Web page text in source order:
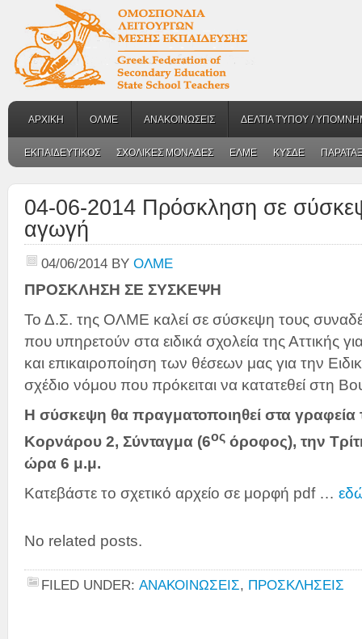
ΑΡΧΙΚΗ ΟΛΜΕ ΑΝΑΚΟΙΝΩΣΕΙΣ ΔΕΛΤΙΑ ΤΥΠΟΥ /
ΕΚΠΑΙΔΕΥΤΙΚΟΣ ΣΧΟΛΙΚΕΣ ΜΟΝΑΔΕΣ ΕΛΜΕ ΚΥΣΔΕ
04-06-2014 Πρόσκληση σε
αγωγή
04/06/2014 BY ΟΛΜΕ
ΠΡΟΣΚΛΗΣΗ ΣΕ ΣΥΣΚΕΨΗ
Το Δ.Σ. της ΟΛΜΕ καλεί σε σύσκεψη τους
που υπηρετούν στα ειδικά σχολεία της Αττικής
και επικαιροποίηση των θέσεων μας για την
σχέδιο νόμου που πρόκειται να κατατεθεί στη
Η σύσκεψη θα πραγματοποιηθεί στα
Κορνάρου 2, Σύνταγμα (6ος όροφος), την
ώρα 6 μ.μ.
Κατεβάστε το σχετικό αρχείο σε μορφή pdf …
No related posts.
FILED UNDER: ΑΝΑΚΟΙΝΩΣΕΙΣ, ΠΡΟΣΚΛΗΣΕΙΣ